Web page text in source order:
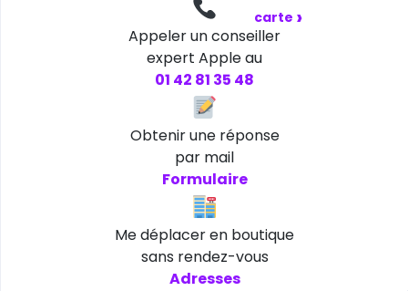
carte ›
Appeler un conseiller
expert Apple au
01 42 81 35 48
Obtenir une réponse
par mail
Formulaire
Me déplacer en boutique
sans rendez-vous
Adresses